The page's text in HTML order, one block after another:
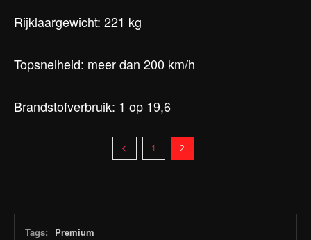
Rijklaargewicht: 221 kg
Topsnelheid: meer dan 200 km/h
Brandstofverbruik: 1 op 19,6
1 2
Tags: Premium